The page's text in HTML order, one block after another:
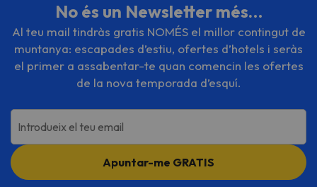
No és un Newsletter més…
Al teu mail tindràs gratis NOMÉS el millor contingut de
muntanya: escapades d’estiu, ofertes d’hotels i seràs
el primer a assabentar-te quan comencin les ofertes
de la nova temporada d’esquí.
Introdueix el teu email
Apuntar-me GRATIS